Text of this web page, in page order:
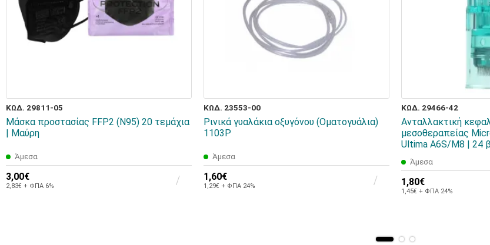
ΚΩΔ. 29811-05
Μάσκα προστασίας FFP2 (N95) 20 τεμάχια
| Μαύρη
Άμεσα
3,00€
2,83€ + ΦΠΑ 6%
ΚΩΔ. 23553-00
Ρινικά γυαλάκια οξυγόνου (Οματογυάλια)
1103P
Άμεσα
1,60€
1,29€ + ΦΠΑ 24%
ΚΩΔ. 29466-42
Ανταλλακτική
μεσοθεραπείας
Ultima A6S/M8 | 24
Άμεσα
1,80€
1,45€ + ΦΠΑ 24%